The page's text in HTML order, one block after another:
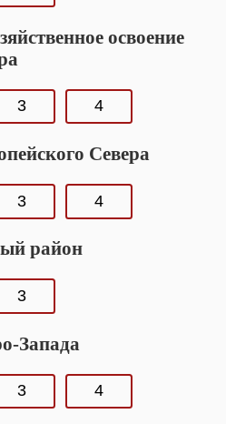
освоение
3 4
Севера
3 4
район
3
Запада
3 4